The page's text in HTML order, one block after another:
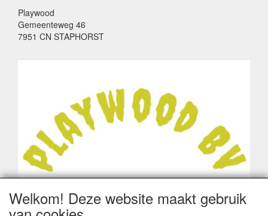
Playwood
Gemeenteweg 46
7951 CN STAPHORST
Welkom! Deze website maakt gebruik